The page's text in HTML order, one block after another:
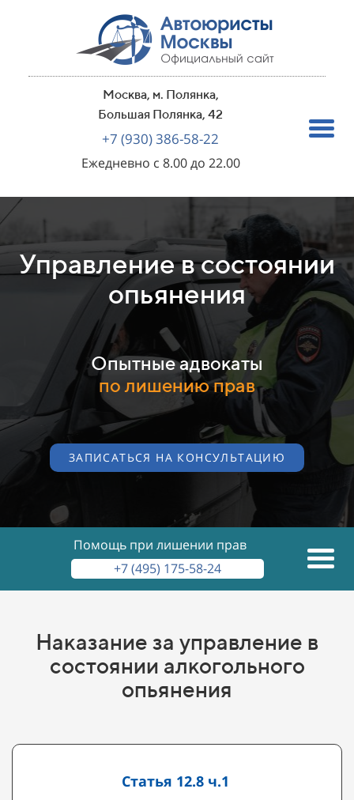
Москва, м. Полянка,
Большая Полянка, 42
+7 (930) 386-58-22
Ежедневно с 8.00 до 22.00
Управление в состоянии
опьянения
Опытные адвокаты
по лишению прав
ЗАПИСАТЬСЯ НА КОНСУЛЬТАЦИЮ
Помощь при лишении прав
+7 (495) 175-58-24
Наказание за управление в
состоянии алкогольного
опьянения
Статья 12.8 ч.1